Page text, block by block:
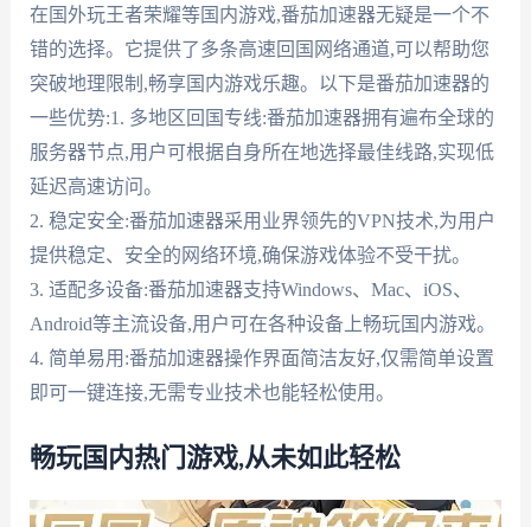
在国外玩王者荣耀等国内游戏,番茄加速器无疑是一个不
错的选择。它提供了多条高速回国网络通道,可以帮助您
突破地理限制,畅享国内游戏乐趣。以下是番茄加速器的
一些优势:1. 多地区回国专线:番茄加速器拥有遍布全球的
服务器节点,用户可根据自身所在地选择最佳线路,实现低
延迟高速访问。
2. 稳定安全:番茄加速器采用业界领先的VPN技术,为用户
提供稳定、安全的网络环境,确保游戏体验不受干扰。
3. 适配多设备:番茄加速器支持Windows、Mac、iOS、
Android等主流设备,用户可在各种设备上畅玩国内游戏。
4. 简单易用:番茄加速器操作界面简洁友好,仅需简单设置
即可一键连接,无需专业技术也能轻松使用。
畅玩国内热门游戏,从未如此轻松